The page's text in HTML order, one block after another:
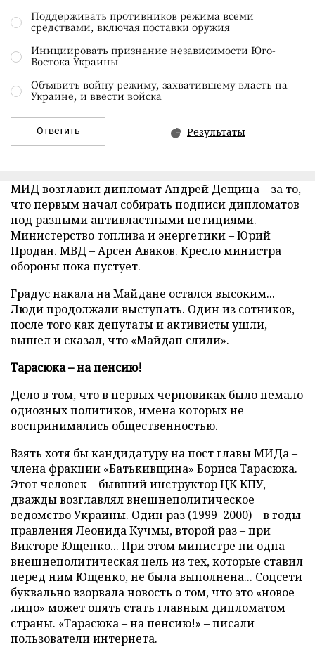
Поддерживать противников режима всеми
средствами, включая поставки оружия
Инициировать признание независимости Юго-
Востока Украины
Объявить войну режиму, захватившему власть на
Украине, и ввести войска
Ответить Результаты
МИД возглавил дипломат Андрей Дещица – за то,
что первым начал собирать подписи дипломатов
под разными антивластными петициями.
Министерство топлива и энергетики – Юрий
Продан. МВД – Арсен Аваков. Кресло министра
обороны пока пустует.
Градус накала на Майдане остался высоким...
Люди продолжали выступать. Один из сотников,
после того как депутаты и активисты ушли,
вышел и сказал, что «Майдан слили».
Тарасюка – на пенсию!
Дело в том, что в первых черновиках было немало
одиозных политиков, имена которых не
воспринимались общественностью.
Взять хотя бы кандидатуру на пост главы МИДа –
члена фракции «Батькивщина» Бориса Тарасюка.
Этот человек – бывший инструктор ЦК КПУ,
дважды возглавлял внешнеполитическое
ведомство Украины. Один раз (1999–2000) – в годы
правления Леонида Кучмы, второй раз – при
Викторе Ющенко... При этом министре ни одна
внешнеполитическая цель из тех, которые ставил
перед ним Ющенко, не была выполнена... Соцсети
буквально взорвала новость о том, что это «новое
лицо» может опять стать главным дипломатом
страны. «Тарасюка – на пенсию!» – писали
пользователи интернета.